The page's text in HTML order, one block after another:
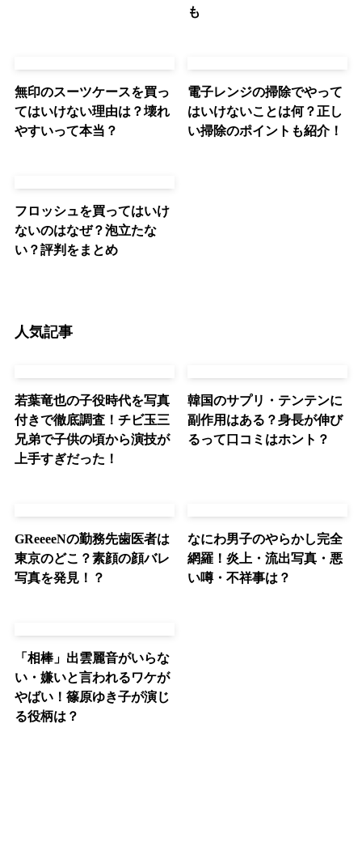
も
無印のスーツケースを買っ
てはいけない理由は？壊れ
やすいって本当？
電子レンジの掃除でやって
はいけないことは何？正し
い掃除のポイントも紹介！
フロッシュを買ってはいけ
ないのはなぜ？泡立たな
い？評判をまとめ
人気記事
若葉竜也の子役時代を写真
付きで徹底調査！チビ玉三
兄弟で子供の頃から演技が
上手すぎだった！
韓国のサプリ・テンテンに
副作用はある？身長が伸び
るって口コミはホント？
GReeeeNの勤務先歯医者は
東京のどこ？素顔の顔バレ
写真を発見！？
なにわ男子のやらかし完全
網羅！炎上・流出写真・悪
い噂・不祥事は？
「相棒」出雲麗音がいらな
い・嫌いと言われるワケが
やばい！篠原ゆき子が演じ
る役柄は？